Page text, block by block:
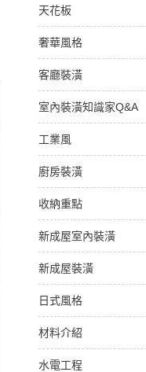
天花板
奢華風格
客廳裝潢
室內裝潢知識家Q&A
工業風
廚房裝潢
收納重點
新成屋室內裝潢
新成屋裝潢
日式風格
材料介紹
水電工程